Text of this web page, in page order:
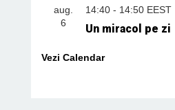
aug.
6
14:40- 14:50 EEST
Un miracol pe zi
Vezi Calendar